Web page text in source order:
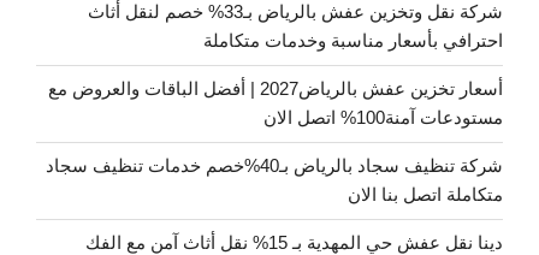
شركة نقل وتخزين عفش بالرياض بـ33% خصم لنقل أثاث
احترافي بأسعار مناسبة وخدمات متكاملة
أسعار تخزين عفش بالرياض2027 | أفضل الباقات والعروض مع
مستودعات آمنة100% اتصل الان
شركة تنظيف سجاد بالرياض بـ40%خصم خدمات تنظيف سجاد
متكاملة اتصل بنا الان
دينا نقل عفش حي المهدية بـ 15% نقل أثاث آمن مع الفك